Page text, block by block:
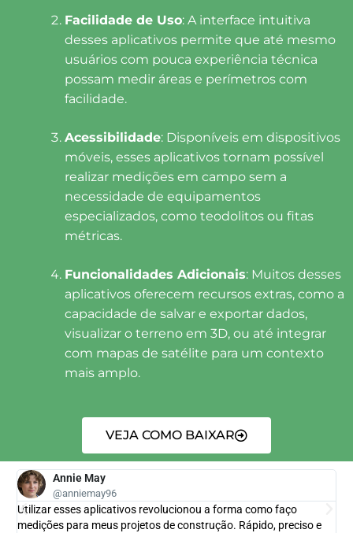
Facilidade de Uso: A interface intuitiva
desses aplicativos permite que até mesmo
usuários com pouca experiência técnica
possam medir áreas e perímetros com
facilidade.
Acessibilidade: Disponíveis em dispositivos
móveis, esses aplicativos tornam possível
realizar medições em campo sem a
necessidade de equipamentos
especializados, como teodolitos ou fitas
métricas.
Funcionalidades Adicionais: Muitos desses
aplicativos oferecem recursos extras, como a
capacidade de salvar e exportar dados,
visualizar o terreno em 3D, ou até integrar
com mapas de satélite para um contexto
mais amplo.
VEJA COMO BAIXAR
Annie May
@anniemay96
Utilizar esses aplicativos revolucionou a forma como faço
medições para meus projetos de construção. Rápido, preciso e